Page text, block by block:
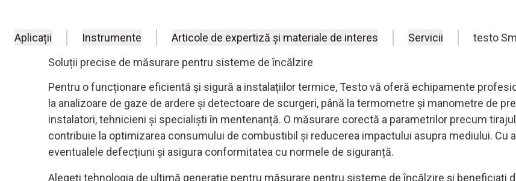
Aplicații Instrumente Articole de expertiză și materiale de interes Servicii
testo
Soluții precise de măsurare pentru sisteme de încălzire
Pentru o funcționare eficientă și sigură a instalațiilor termice, Testo vă oferă echipamente
la analizoare de gaze de ardere și detectoare de scurgeri, până la termometre și manometre de
instalatori, tehnicieni și specialiști în mentenanță. O măsurare corectă a parametrilor precum
contribuie la optimizarea consumului de combustibil și reducerea impactului asupra mediului.
eventualele defecțiuni și asigura conformitatea cu normele de siguranță.
Alegeți tehnologia de ultimă generație pentru măsurare pentru sisteme de încălzire și beneficiați